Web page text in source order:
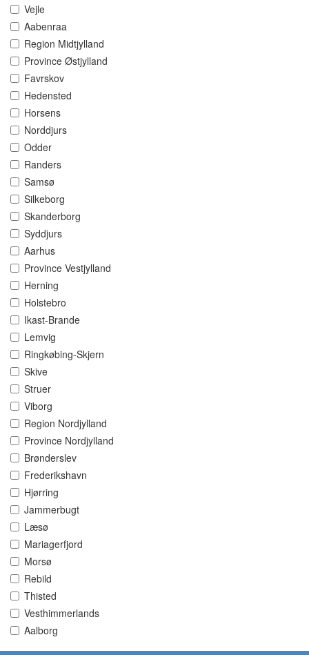
Vejle
Aabenraa
Region Midtjylland
Province Østjylland
Favrskov
Hedensted
Horsens
Norddjurs
Odder
Randers
Samsø
Silkeborg
Skanderborg
Syddjurs
Aarhus
Province Vestjylland
Herning
Holstebro
Ikast-Brande
Lemvig
Ringkøbing-Skjern
Skive
Struer
Viborg
Region Nordjylland
Province Nordjylland
Brønderslev
Frederikshavn
Hjørring
Jammerbugt
Læsø
Mariagerfjord
Morsø
Rebild
Thisted
Vesthimmerlands
Aalborg